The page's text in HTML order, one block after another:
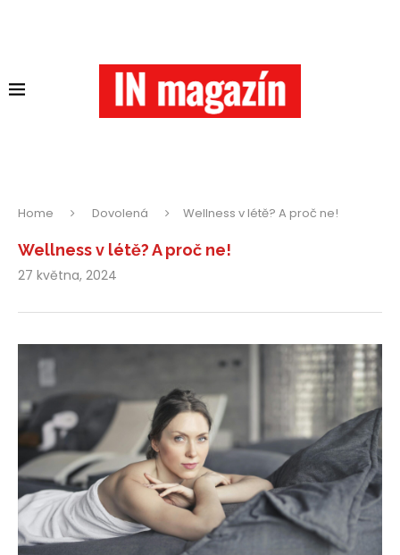
Home Dovolená Wellness v létě? A proč ne!
Wellness v létě? A proč ne!
27 května, 2024